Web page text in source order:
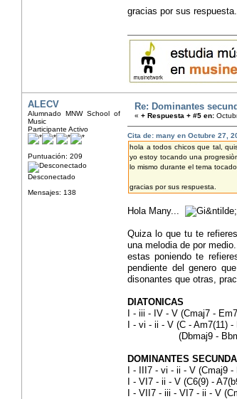
gracias por sus respuesta.
ALECV
Alumnado MNW School of
Music
Participante Activo
Puntuación: 209
Desconectado
Mensajes: 138
Re: Dominantes
« + Respuesta + #5 en:
Cita de: many en Octubre 27,
hola a todos chicos que tal,
yo estoy tocando una
lo mismo durante el tema
gracias por sus respuesta.
Hola Many...
Quiza lo que tu te
una melodia de por
estas poniendo te
pendiente del genero
disonantes que otras,
DIATONICAS
I - iii - IV - V (Cmaj7 -
I - vi - ii - V (C - Am7(11)
(Dbmaj9 - Bbm7 -
DOMINANTES
I - III7 - vi - ii - V (Cmaj9 -
I - VI7 - ii - V (C6(9) -
I - VII7 - iii - VI7 - ii - V